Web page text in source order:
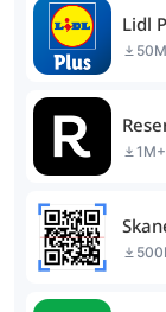
Lidl
1M+